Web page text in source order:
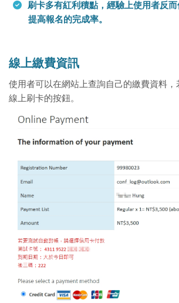
刷卡多有紅利積點，經驗上使用者反
提高報名的完成率。
線上繳費資訊
使用者可以在網站上查詢自己的繳費資料，
線上刷卡的按鈕。